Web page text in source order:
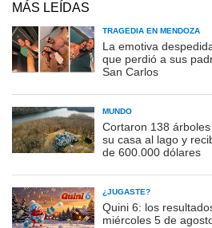
MÁS LEÍDAS
TRAGEDIA EN MENDOZA
La emotiva
que perdió a sus
San Carlos
MUNDO
Cortaron 138
su casa al lago y
de 600.000 dólares
¿JUGASTE?
Quini 6: los
miércoles 5 de